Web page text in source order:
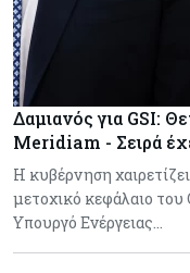
Δαμιανός για GSI:
Meridiam - Σειρά
Η κυβέρνηση
μετοχικό κεφάλαιο
Υπουργό Ενέργειας…